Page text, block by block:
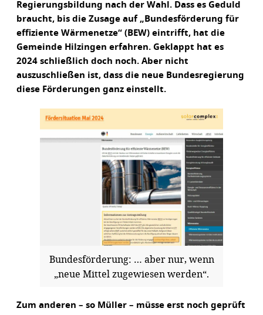
Regierungsbildung nach der Wahl. Dass es Geduld
braucht, bis die Zusage auf „Bundesförderung für
effiziente Wärmenetze“ (BEW) eintrifft, hat die
Gemeinde Hilzingen erfahren. Geklappt hat es
2024 schließlich doch noch. Aber nicht
auszuschließen ist, dass die neue Bundesregierung
diese Förderungen ganz einstellt.
Bundesförderung: … aber nur, wenn
„neue Mittel zugewiesen werden“.
Zum anderen – so Müller – müsse erst noch geprüft